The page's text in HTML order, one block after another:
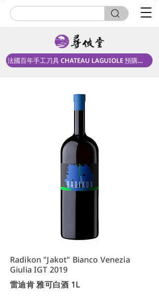
法國百年手工刀具 CHATEAU LAGUIOLE 預購中！
Radikon "Jakot" Bianco Venezia
Giulia IGT 2019
雷迪肯 雅可白酒 1L